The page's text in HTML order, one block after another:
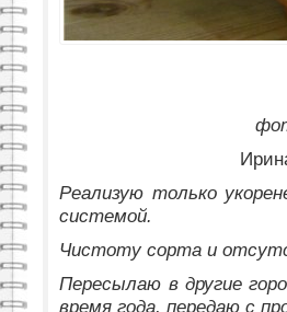
Реализую только
системой.
Чистоту сорта и
Пересылаю в другие
время года, передаю с